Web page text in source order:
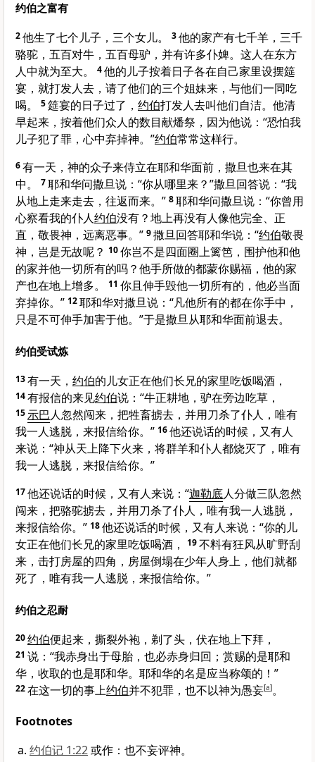
约伯之富有
2他生了七个儿子，三个女儿。 3他的家产有七千羊，三千
骆驼，五百对牛，五百母驴，并有许多仆婢。这人在东方
人中就为至大。
4他的儿子按着日子各在自己家里设摆筵
宴，就打发人去，请了他们的三个姐妹来，与他们一同吃
喝。
5筵宴的日子过了， 约伯打发人去叫他们自洁。他清
早起来，按着他们众人的数目献燔祭，因为他说：“恐怕我
儿子犯了罪，心中弃掉神。”约伯常常这样行。
6有一天，神的众子来侍立在耶和华面前，撒旦也来在其
中。
7耶和华问撒旦说：“你从哪里来？”撒旦回答说：“我
从地上走来走去，往返而来。” 8耶和华问撒旦说：“你曾用
心察看我的仆人约伯没有？地上再没有人像他完全、正
直，敬畏神，远离恶事。” 9撒旦回答耶和华说：“约伯敬畏
神，岂是无故呢？ 10你岂不是四面圈上篱笆，围护他和他
的家并他一切所有的吗？他手所做的都蒙你赐福，他的家
产也在地上增多。
11 你且伸手毁他一切所有的，他必当面
弃掉你。” 12耶和华对撒旦说：“凡他所有的都在你手中，
只是不可伸手加害于他。”于是撒旦从耶和华面前退去。
约伯受试炼
13有一天， 约伯的儿女正在他们长兄的家里吃饭喝酒，
14有报信的来见约伯说：“牛正耕地，驴在旁边吃草，
15示巴人忽然闯来，把牲畜掳去，并用刀杀了仆人，唯有
我一人逃脱，来报信给你。” 16他还说话的时候，又有人
来说：“神从天上降下火来，将群羊和仆人都烧灭了，唯有
我一人逃脱，来报信给你。”
17他还说话的时候，又有人来说：“迦勒底人分做三队忽然
闯来，把骆驼掳去，并用刀杀了仆人，唯有我一人逃脱，
来报信给你。” 18他还说话的时候，又有人来说：“你的儿
女正在他们长兄的家里吃饭喝酒，
19不料有狂风从旷野刮
来，击打房屋的四角，房屋倒塌在少年人身上，他们就都
死了，唯有我一人逃脱，来报信给你。”
约伯之忍耐
20约伯便起来，撕裂外袍，剃了头，伏在地上下拜，
21 说：“我赤身出于母胎，也必赤身归回；赏赐的是耶和
华，收取的也是耶和华。耶和华的名是应当称颂的！”
22在这一切的事上约伯并不犯罪，也不以神为愚妄[a]。
Footnotes
约伯记 1:22或作：也不妄评神。